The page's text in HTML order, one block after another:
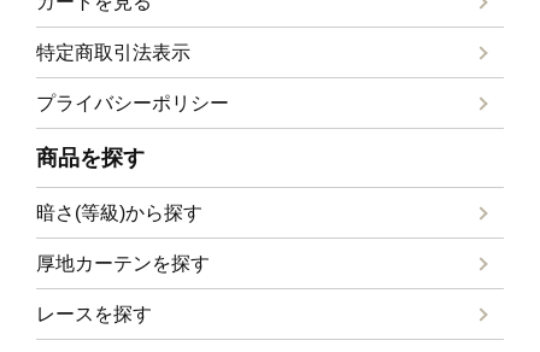
特定商取引法表示
プライバシーポリシー
商品を探す
暗さ(等級)から探す
厚地カーテンを探す
レースを探す